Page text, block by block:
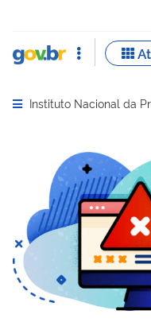
Abrir menu principal
Instituto Nacional da